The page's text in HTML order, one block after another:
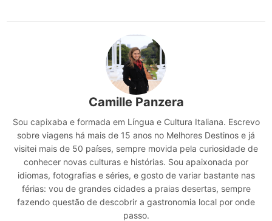
Camille Panzera
Sou capixaba e formada em Língua e Cultura Italiana. Escrevo
sobre viagens há mais de 15 anos no Melhores Destinos e já
visitei mais de 50 países, sempre movida pela curiosidade de
conhecer novas culturas e histórias. Sou apaixonada por
idiomas, fotografias e séries, e gosto de variar bastante nas
férias: vou de grandes cidades a praias desertas, sempre
fazendo questão de descobrir a gastronomia local por onde
passo.